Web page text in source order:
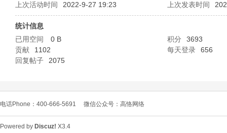
上次活动时间
2022-9-27 19:23 上次发表时间
统计信息
已用空间
0 B 积分
3693
贡献
1102 每天登录
656
回复帖子
2075
电话Phone：400-666-5691 微信公众号：高恪网络
Powered by Discuz! X3.4